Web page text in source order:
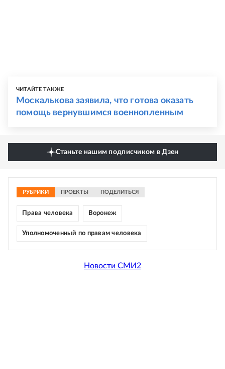
ЧИТАЙТЕ ТАКЖЕ
Москалькова заявила, что готова оказать
помощь вернувшимся военнопленным
Станьте нашим подписчиком в Дзен
РУБРИКИ ПРОЕКТЫ ПОДЕЛИТЬСЯ
Права человека Воронеж
Уполномоченный по правам человека
Новости СМИ2